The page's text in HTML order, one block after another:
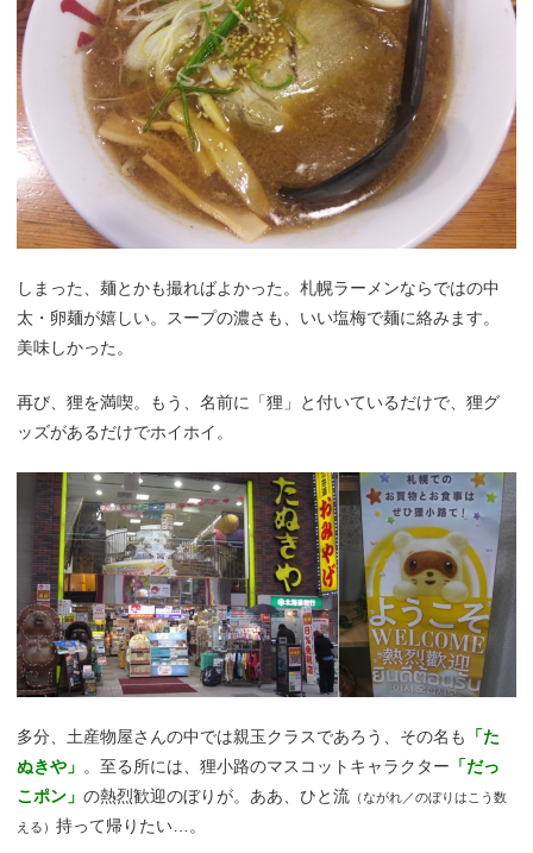
しまった、麺とかも撮ればよかった。札幌ラーメンならではの中
太・卵麺が嬉しい。スープの濃さも、いい塩梅で麺に絡みます。
美味しかった。
再び、狸を満喫。もう、名前に「狸」と付いているだけで、狸グ
ッズがあるだけでホイホイ。
多分、土産物屋さんの中では親玉クラスであろう、その名も
「た
ぬきや」 。至る所には、狸小路のマスコットキャラクター 「だっ
こポン」の熱烈歓迎のぼりが。ああ、ひと流 （ながれ／のぼりはこう数
える）持って帰りたい…。